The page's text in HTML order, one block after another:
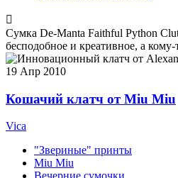
Сумка De-Manta Faithful Python
бесподобное и креативное, а
19 Апр 2010
Кошачий клатч от Miu Miu
Vica
"Звериные" принты
Miu Miu